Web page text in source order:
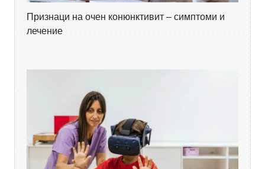
Признаци на очен конюнктивит – симптоми и
лечение